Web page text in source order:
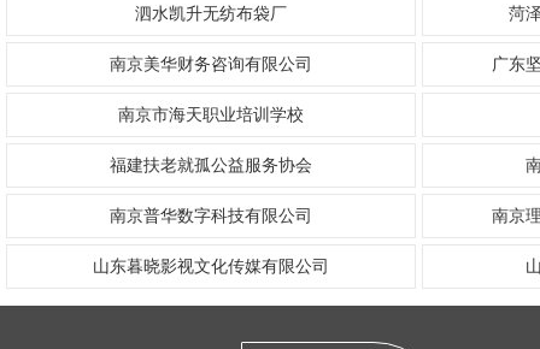
泗水凯升无纺布袋厂 菏
南京美华财务咨询有限公司 广东
南京市海天职业培训学校
福建扶老就孤公益服务协会
南京普华数字科技有限公司 南京
山东暮晓影视文化传媒有限公司